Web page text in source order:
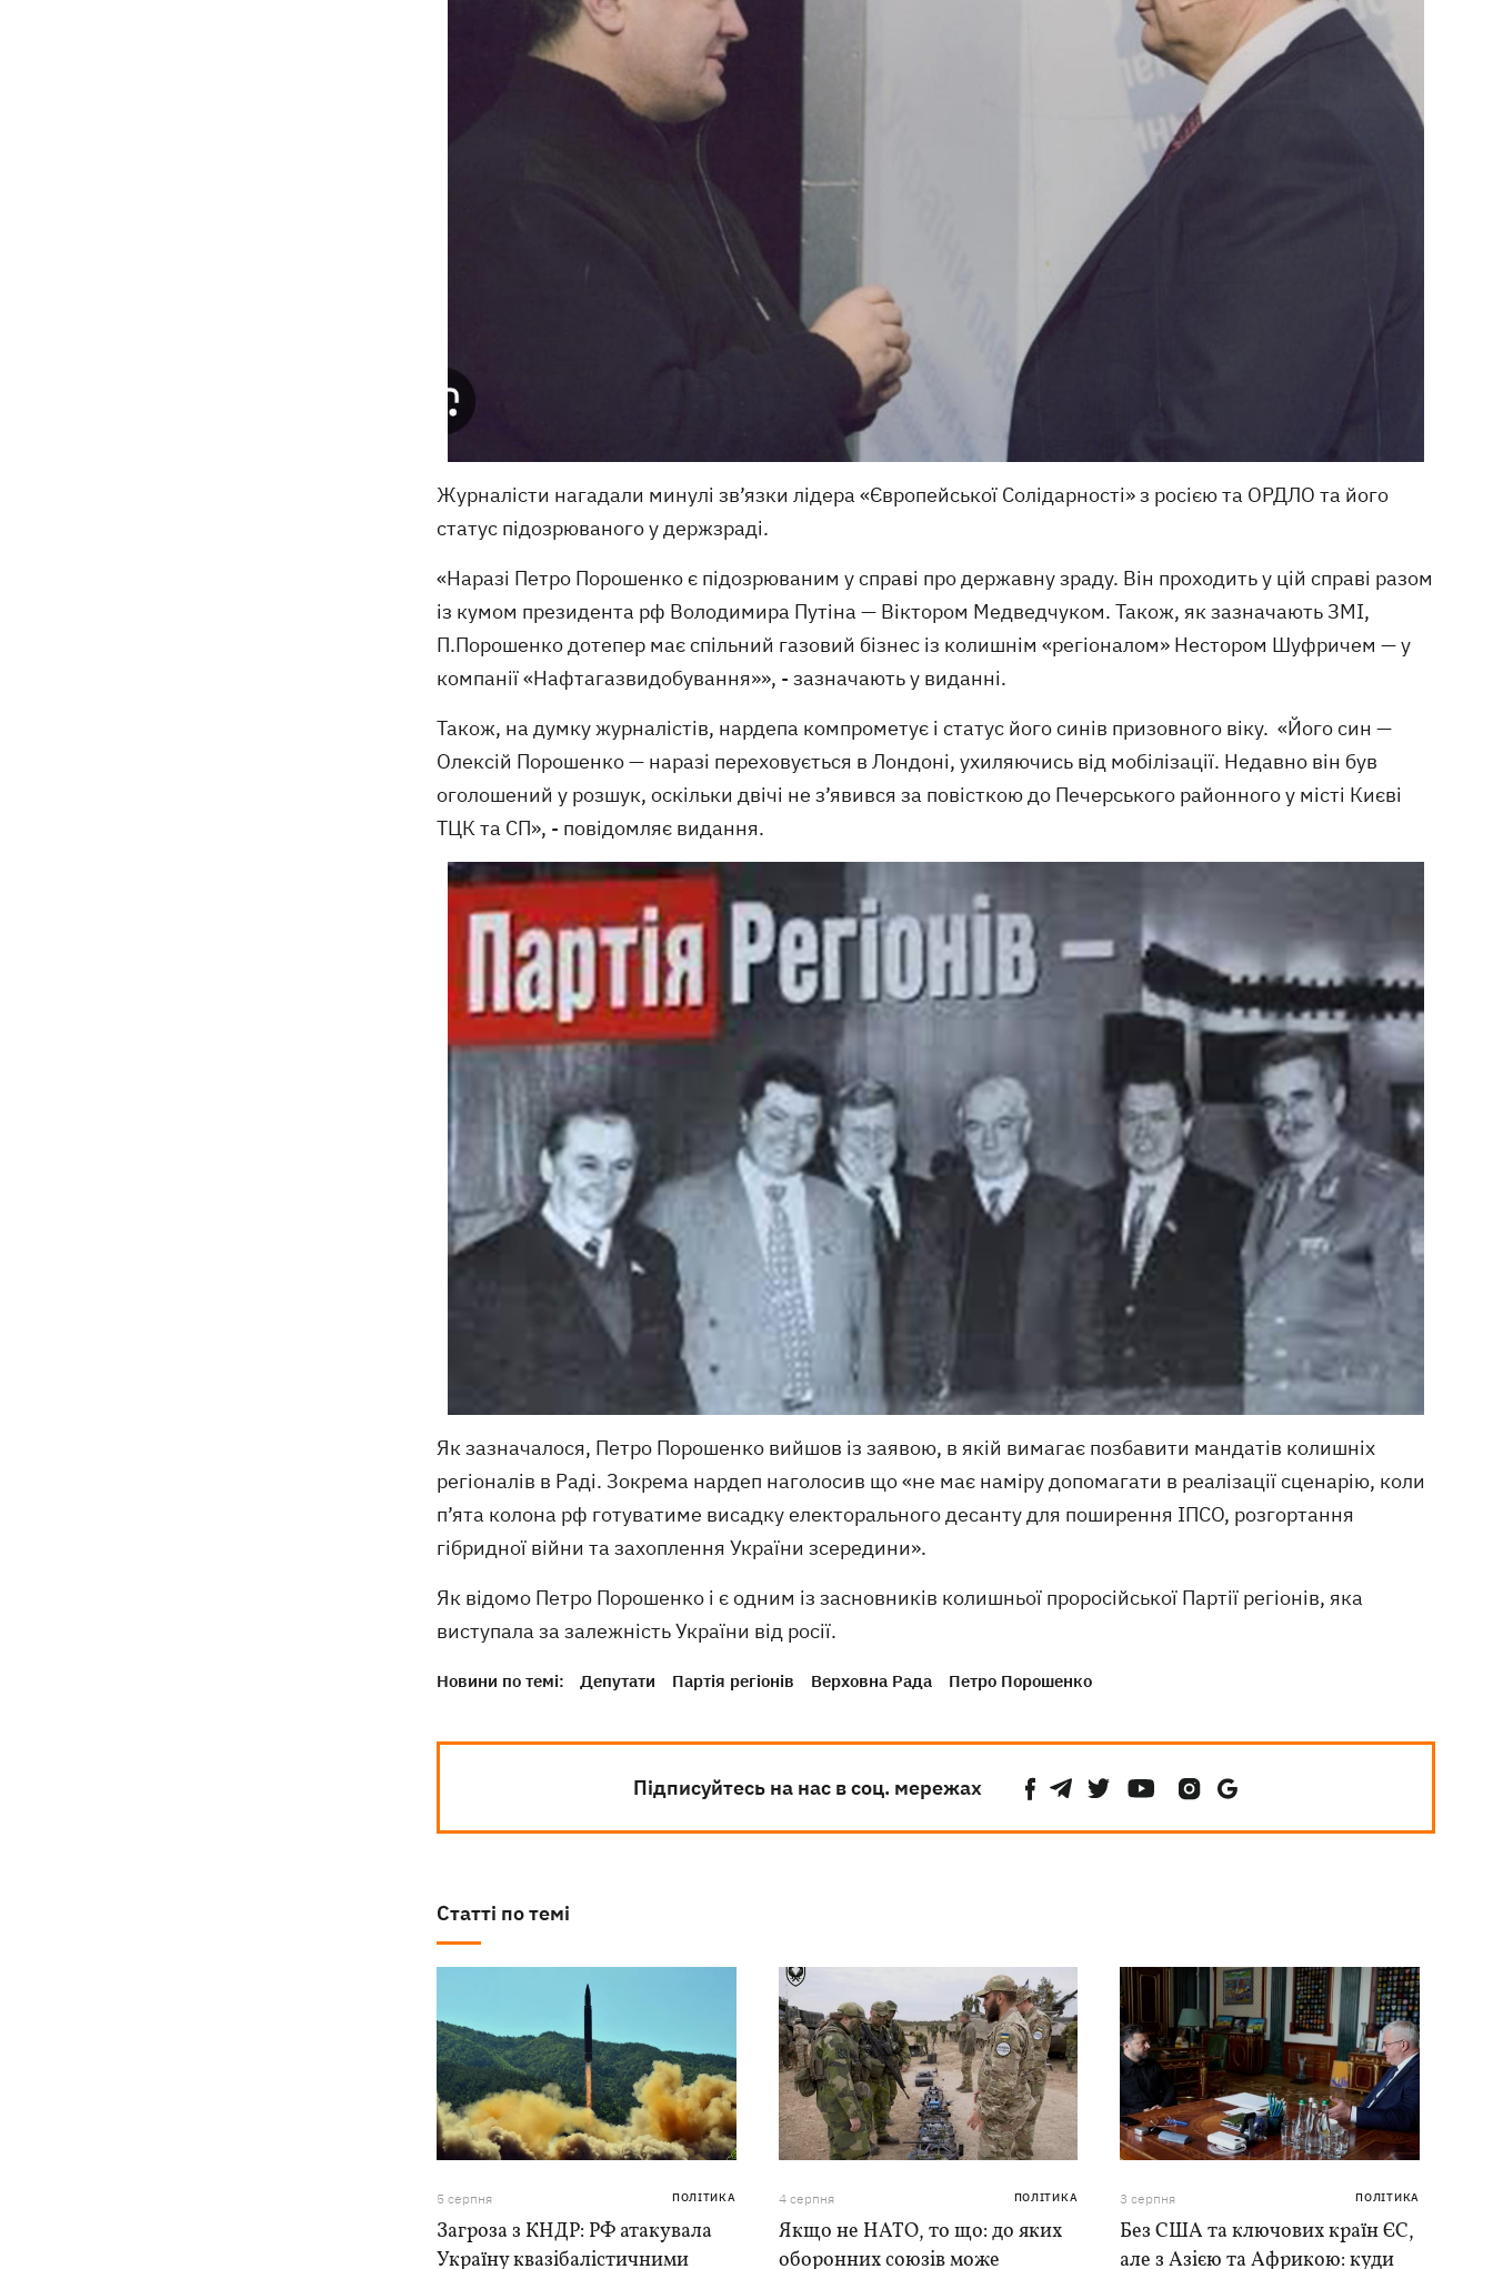
Журналісти нагадали минулі зв’язки лідера «Європейської Солідарності» з росією та ОРДЛО та його
статус підозрюваного у держзраді.
«Наразі Петро Порошенко є підозрюваним у справі про державну зраду. Він проходить у цій справі разом
із кумом президента рф Володимира Путіна — Віктором Медведчуком. Також, як зазначають ЗМІ,
П.Порошенко дотепер має спільний газовий бізнес із колишнім «регіоналом» Нестором Шуфричем — у
компанії «Нафтагазвидобування»», - зазначають у виданні.
Також, на думку журналістів, нардепа компрометує і статус його синів призовного віку. «Його син —
Олексій Порошенко — наразі переховується в Лондоні, ухиляючись від мобілізації. Недавно він був
оголошений у розшук, оскільки двічі не з’явився за повісткою до Печерського районного у місті Києві
ТЦК та СП», - повідомляє видання.
Як зазначалося, Петро Порошенко вийшов із заявою, в якій вимагає позбавити мандатів колишніх
регіоналів в Раді. Зокрема нардеп наголосив що «не має наміру допомагати в реалізації сценарію, коли
п’ята колона рф готуватиме висадку електорального десанту для поширення ІПСО, розгортання
гібридної війни та захоплення України зсередини».
Як відомо Петро Порошенко і є одним із засновників колишньої проросійської Партії регіонів, яка
виступала за залежність України від росії.
Новини по темі: Депутати Партія регіонів Верховна Рада Петро Порошенко
Підписуйтесь на нас в соц. мережах
Статті по темі
5 серпня ПОЛІТИКА
Загроза з КНДР: РФ атакувала
Україну квазібалістичними
4 серпня ПОЛІТИКА
Якщо не НАТО, то що: до яких
оборонних союзів може
3 серпня ПОЛІТИКА
Без США та ключових країн ЄС,
але з Азією та Африкою: куди